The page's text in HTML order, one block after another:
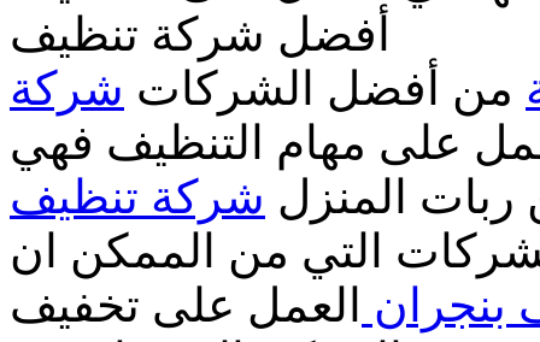
أفضل شركة تنظيف
من أفضل الشركات شركة
على مهام التنظيف فهي
ربات المنزل شركة تنظيف
التي من الممكن ان
بنجران
العمل على تخفيف